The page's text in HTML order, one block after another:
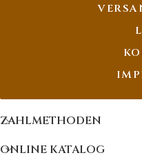
ZAHLMETHODEN
ONLINE KATALOG